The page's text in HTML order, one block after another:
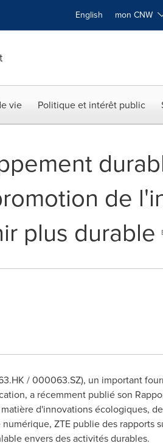
English mon CNW
vie Politique et intérêt public
de
plus durable
/ 000063.SZ), un important
a récemment publié son
d'innovations écologiques,
ZTE publie des rapports
envers des activités durables.